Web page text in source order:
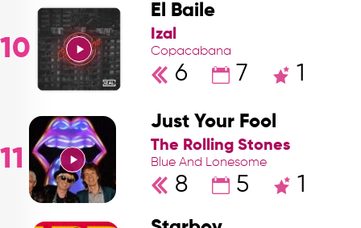
10
El Baile
Izal
Copacabana
6 7 1
11
Just Your Fool
The Rolling Stones
Blue And Lonesome
8 5 1